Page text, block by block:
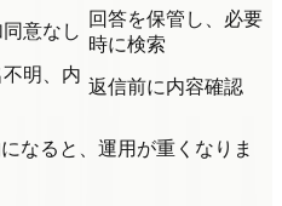
意なし
回答を保管し、必要
時に検索
明、内
返信前に内容確認
なると、運用が重くなりま